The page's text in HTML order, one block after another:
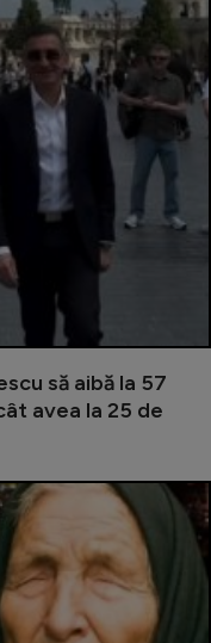
să aibă la 57
avea la 25 de